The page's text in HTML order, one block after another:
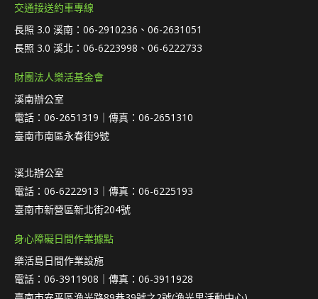
交通接送約車專線
長照 3.0 溪南：06-2910236、06-2631051
長照 3.0 溪北：06-6223998、06-6222733
財團法人樂活基金會
溪南辦公室
電話：06-2651319｜傳真：06-2651310
臺南市南區永春街9號
溪北辦公室
電話：06-6222913｜傳真：06-6225193
臺南市新營區新北街204號
身心障礙日間作業據點
樂活島日間作業設施
電話：06-3911908｜傳真：06-3911928